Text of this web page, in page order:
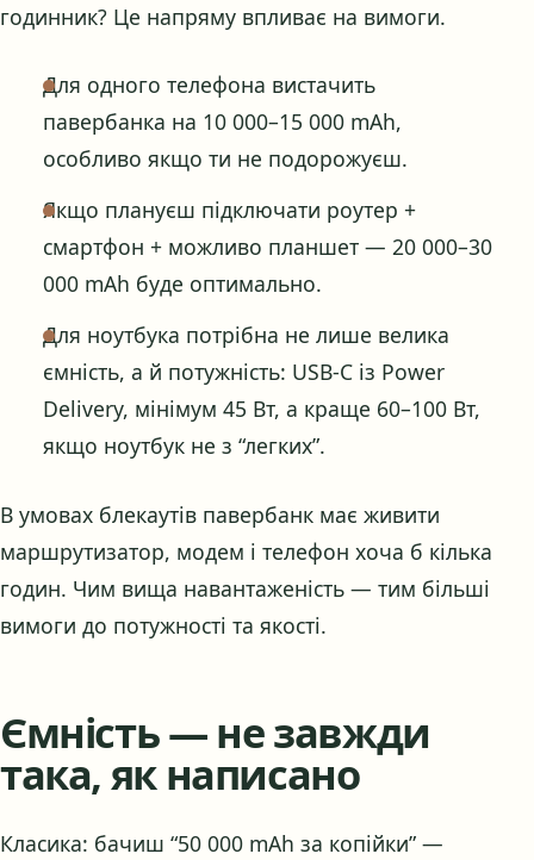
годинник? Це напряму впливає на вимоги.
Для одного телефона вистачить
павербанка на 10 000–15 000 mAh,
особливо якщо ти не подорожуєш.
Якщо плануєш підключати роутер +
смартфон + можливо планшет — 20 000–30
000 mAh буде оптимально.
Для ноутбука потрібна не лише велика
ємність, а й потужність: USB-C із Power
Delivery, мінімум 45 Вт, а краще 60–100 Вт,
якщо ноутбук не з “легких”.
В умовах блекаутів павербанк має живити
маршрутизатор, модем і телефон хоча б кілька
годин. Чим вища навантаженість — тим більші
вимоги до потужності та якості.
Ємність — не завжди
така, як написано
Класика: бачиш “50 000 mAh за копійки” —